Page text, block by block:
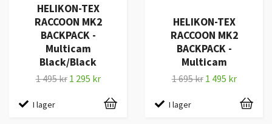
HELIKON-TEX
RACCOON MK2
BACKPACK -
Multicam
Black/Black
1 495 kr 1 295 kr
I lager
HELIKON-TEX
RACCOON MK2
BACKPACK -
Multicam
1 695 kr 1 495 kr
I lager